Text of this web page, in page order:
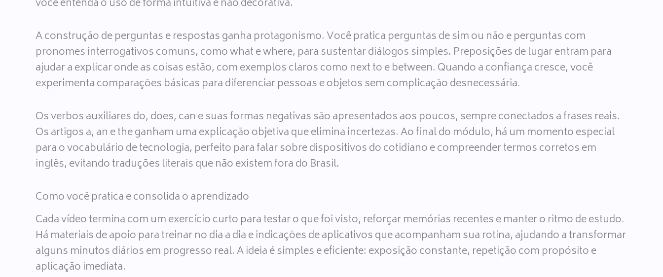
você entenda o uso de forma intuitiva e não decorativa.
A construção de perguntas e respostas ganha protagonismo. Você pratica perguntas de sim ou não e perguntas com
pronomes interrogativos comuns, como what e where, para sustentar diálogos simples. Preposições de lugar entram para
ajudar a explicar onde as coisas estão, com exemplos claros como next to e between. Quando a confiança cresce, você
experimenta comparações básicas para diferenciar pessoas e objetos sem complicação desnecessária.
Os verbos auxiliares do, does, can e suas formas negativas são apresentados aos poucos, sempre conectados a frases reais.
Os artigos a, an e the ganham uma explicação objetiva que elimina incertezas. Ao final do módulo, há um momento especial
para o vocabulário de tecnologia, perfeito para falar sobre dispositivos do cotidiano e compreender termos corretos em
inglês, evitando traduções literais que não existem fora do Brasil.
Como você pratica e consolida o aprendizado
Cada vídeo termina com um exercício curto para testar o que foi visto, reforçar memórias recentes e manter o ritmo de estudo.
Há materiais de apoio para treinar no dia a dia e indicações de aplicativos que acompanham sua rotina, ajudando a transformar
alguns minutos diários em progresso real. A ideia é simples e eficiente: exposição constante, repetição com propósito e
aplicação imediata.